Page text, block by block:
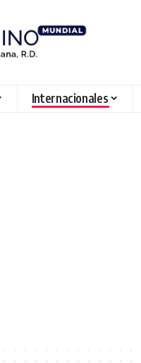
Internacionales